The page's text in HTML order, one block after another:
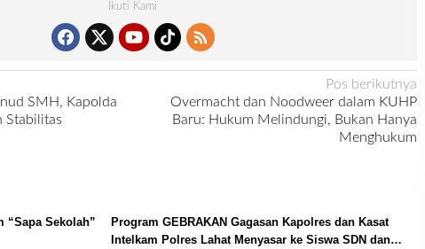
Ikuti Kami
SMH, Kapolda
Stabilitas
Pos berikutnya
Overmacht dan Noodweer dalam KUHP
Baru: Hukum Melindungi, Bukan Hanya
Menghukum
“Sapa Sekolah”
Program GEBRAKAN Gagasan Kapolres dan Kasat
Intelkam Polres Lahat Menyasar ke Siswa SDN dan